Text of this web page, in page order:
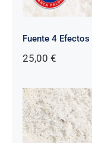
Fuente 4
25,00 €